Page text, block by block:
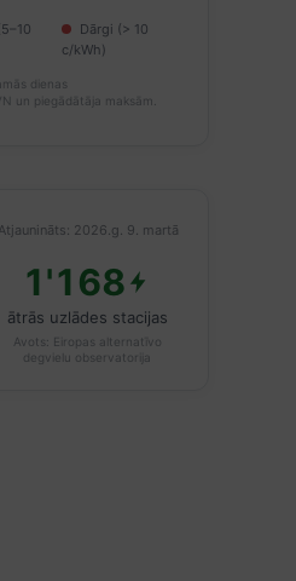
Dārgi (> 10
c/kWh)
dienas
un piegādātāja maksām.
Atjaunināts: 2026.g. 9. martā
1'168
ātrās uzlādes stacijas
Avots: Eiropas alternatīvo
degvielu observatorija